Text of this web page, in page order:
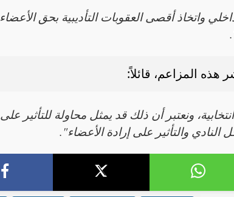
واتخاذ أقصى العقوبات التأديبية بحق الأعضاء
هذه المزاعم، قائلاً:
ونعتبر أن ذلك قد يمثل محاولة للتأثير على
النادي والتأثير على إرادة الأعضاء".